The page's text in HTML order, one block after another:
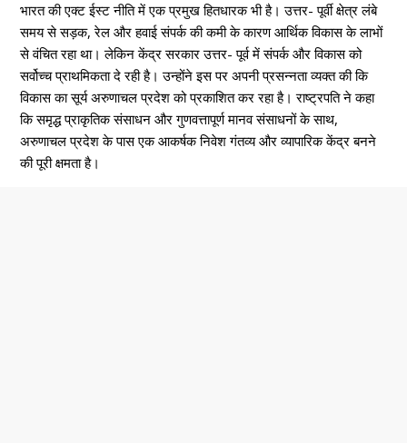
भारत की एक्ट ईस्ट नीति में एक प्रमुख हितधारक भी है। उत्तर- पूर्वी क्षेत्र लंबे
समय से सड़क, रेल और हवाई संपर्क की कमी के कारण आर्थिक विकास के लाभों
से वंचित रहा था। लेकिन केंद्र सरकार उत्तर- पूर्व में संपर्क और विकास को
सर्वोच्च प्राथमिकता दे रही है। उन्होंने इस पर अपनी प्रसन्नता व्यक्त की कि
विकास का सूर्य अरुणाचल प्रदेश को प्रकाशित कर रहा है। राष्ट्रपति ने कहा
कि समृद्ध प्राकृतिक संसाधन और गुणवत्तापूर्ण मानव संसाधनों के साथ,
अरुणाचल प्रदेश के पास एक आकर्षक निवेश गंतव्य और व्यापारिक केंद्र बनने
की पूरी क्षमता है।